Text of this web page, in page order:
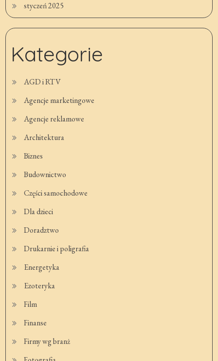
styczeń 2025
Kategorie
AGD i RTV
Agencje marketingowe
Agencje reklamowe
Architektura
Biznes
Budownictwo
Części samochodowe
Dla dzieci
Doradztwo
Drukarnie i poligrafia
Energetyka
Ezoteryka
Film
Finanse
Firmy wg branż